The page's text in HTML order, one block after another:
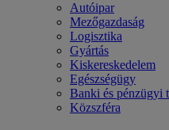
Autóipar
Mezőgazdaság
Logisztika
Gyártás
Kiskereskedelem
Egészségügy
Banki és pénzügyi
Közszféra